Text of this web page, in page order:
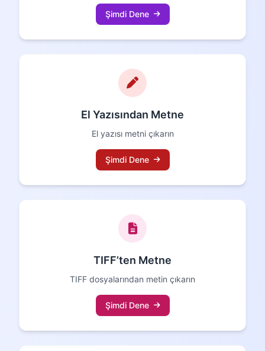
Şimdi Dene
El Yazısından Metne
El yazısı metni çıkarın
Şimdi Dene
TIFF’ten Metne
TIFF dosyalarından metin çıkarın
Şimdi Dene